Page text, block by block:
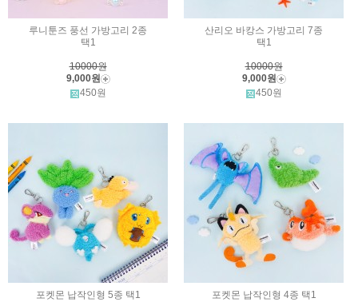
루니툰즈 풍선 가방고리 2종
택1
10000원
9,000원
450원
산리오 바캉스 가방고리 7종
택1
10000원
9,000원
450원
포켓몬 납작인형 5종 택1 포켓몬 납작인형 4종 택1